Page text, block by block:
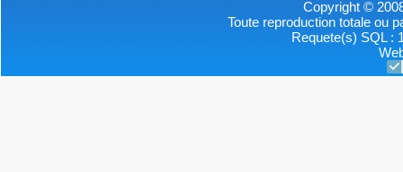
Copyright ©
Toute reproduction totale ou
Requete(s) SQL :